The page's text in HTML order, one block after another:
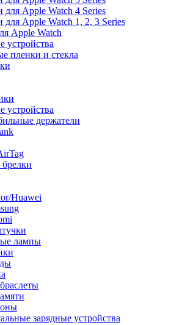
для Apple Watch 4 Series
Apple Watch 1, 2, 3 Series
Apple Watch
устройства
пленки и стекла
устройства
держатели
Huawei
лампы
зарядные устройства